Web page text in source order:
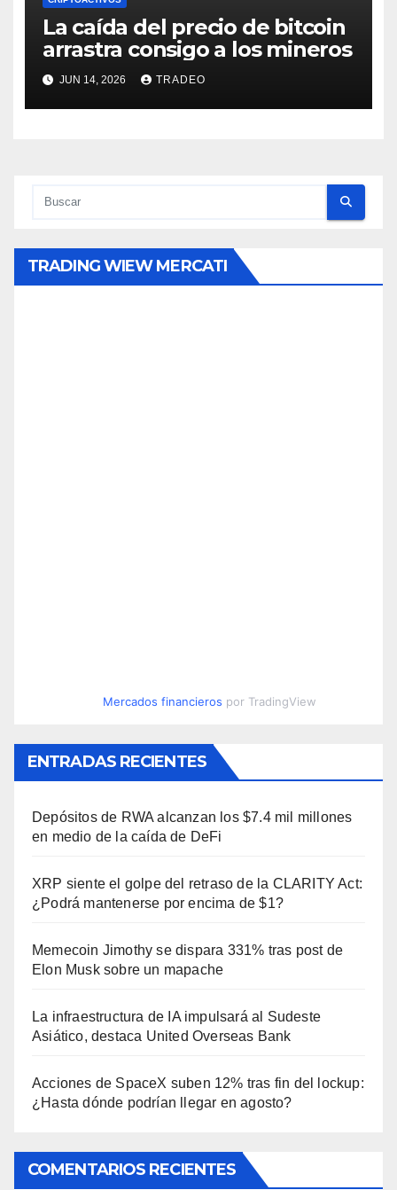
La caída del precio de bitcoin
arrastra consigo a los mineros
JUN 14, 2026 TRADEO
TRADING WIEW MERCATI
Mercados financieros por TradingView
ENTRADAS RECIENTES
Depósitos de RWA alcanzan los $7.4 mil millones
en medio de la caída de DeFi
XRP siente el golpe del retraso de la CLARITY Act:
¿Podrá mantenerse por encima de $1?
Memecoin Jimothy se dispara 331% tras post de
Elon Musk sobre un mapache
La infraestructura de IA impulsará al Sudeste
Asiático, destaca United Overseas Bank
Acciones de SpaceX suben 12% tras fin del lockup:
¿Hasta dónde podrían llegar en agosto?
COMENTARIOS RECIENTES